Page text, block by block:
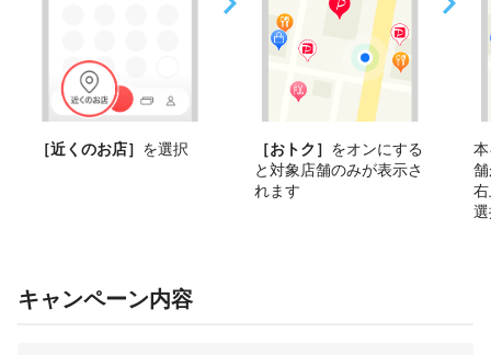
［近くのお店］ を選択 ［おトク］ をオンにする
と対象店舗のみが表示さ
れます
キャンペーン内容